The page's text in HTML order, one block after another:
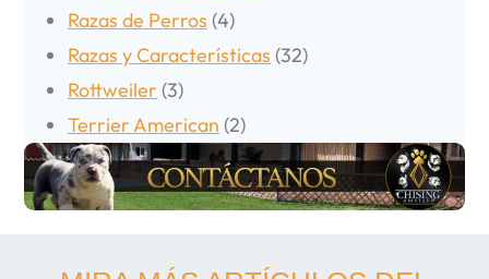
Razas de Perros (4)
Razas y Características (32)
Rottweiler (3)
Terrier American (2)